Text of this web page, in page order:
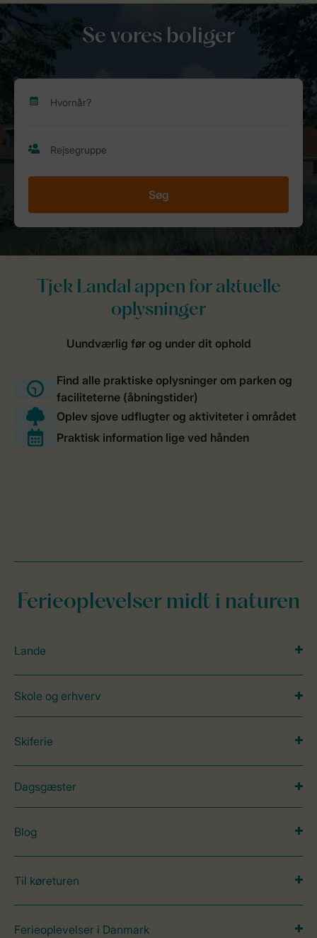
Se vores boliger
Søg
Ferieoplevelser midt i naturen
Lande
Skole og erhverv
Skiferie
Dagsgæster
Blog
Til køreturen
Ferieoplevelser i Danmark